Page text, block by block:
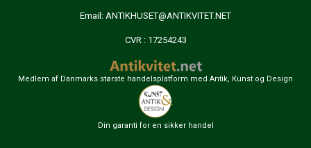
Email: ANTIKHUSET@ANTIKVITET.NET
CVR : 17254243
Medlem af Danmarks største handelsplatform med Antik, Kunst og Design
Din garanti for en sikker handel